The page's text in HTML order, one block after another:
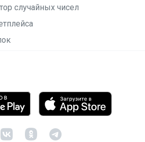
случайных чисел